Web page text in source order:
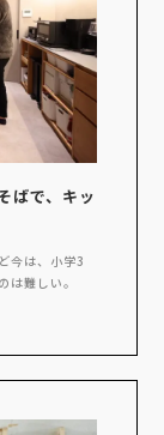
ばで、キッ
今は、小学3
難しい。